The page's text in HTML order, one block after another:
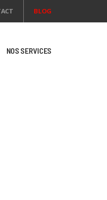
BLOG
NOS SERVICES